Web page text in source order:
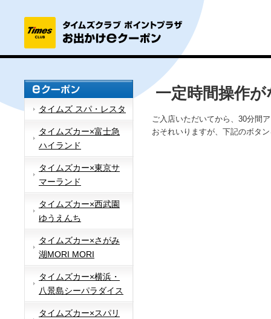
タイムズ スパ・レスタ
タイムズカー×富士急
ハイランド
タイムズカー×東京サ
マーランド
タイムズカー×西武園
ゆうえんち
タイムズカー×さがみ
湖MORI MORI
タイムズカー×横浜・
八景島シーパラダイス
タイムズカー×スパリ
一定時間操作
ご入店いただいてから、30分間
おそれいりますが、下記のボタ